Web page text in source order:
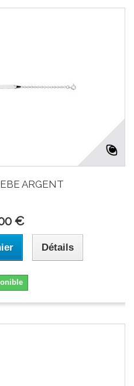
ARGENT
€
Détails